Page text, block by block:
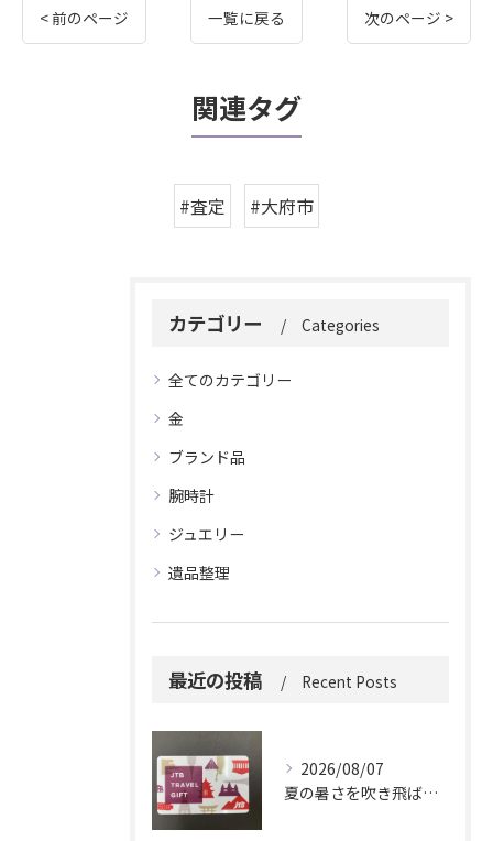
< 前のページ 一覧に戻る 次のページ >
関連タグ
#査定 #大府市
カテゴリー Categories
全てのカテゴリー
金
ブランド品
腕時計
ジュエリー
遺品整理
最近の投稿 Recent Posts
2026/08/07
夏の暑さを吹き飛ばしに来てください。